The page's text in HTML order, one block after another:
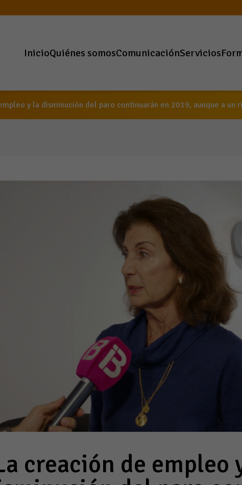
InicioQuiénes somosComunicaciónServicios
y la disminución del paro continuarán en 2019, aunque a un
creación de empleo